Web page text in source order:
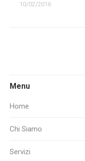
10/02/2016
Menu
Home
Chi Siamo
Servizi